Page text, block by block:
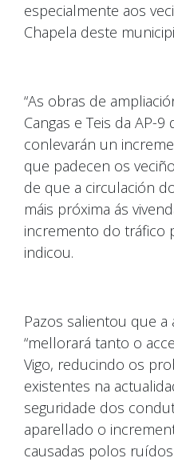
especialmente aos
Chapela deste
“As obras de
Cangas e Teis da AP-
conlevarán un
que padecen os
de que a circulación
máis próxima ás
incremento do tráfico
indicou.
Pazos salientou que a
“mellorará tanto o
Vigo, reducindo os
existentes na
seguridade dos
aparellado o
causadas polos